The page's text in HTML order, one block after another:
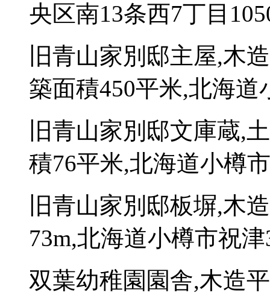
央区南13条西7丁目
旧青山家別邸主屋,木
築面積450平米,北海道
旧青山家別邸文庫蔵,
積76平米,北海道小樽
旧青山家別邸板塀,木
73m,北海道小樽市祝津
双葉幼稚園園舎,木造